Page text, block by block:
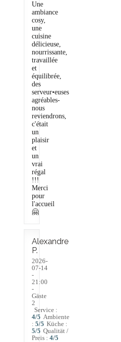
Une
ambiance
cosy,
une
cuisine
délicieuse,
nourrissante,
travaillée
et
équilibrée,
des
serveur•euses
agréables-
nous
reviendrons,
c'était
un
plaisir
et
un
vrai
régal
!!!
Merci
pour
l'accueil
🤗
Alexandre
P
2026-
07-14
-
21:00
-
Gäste
2
Service :
4/5 Ambiente
: 5/5 Küche :
5/5 Qualität /
Preis : 4/5